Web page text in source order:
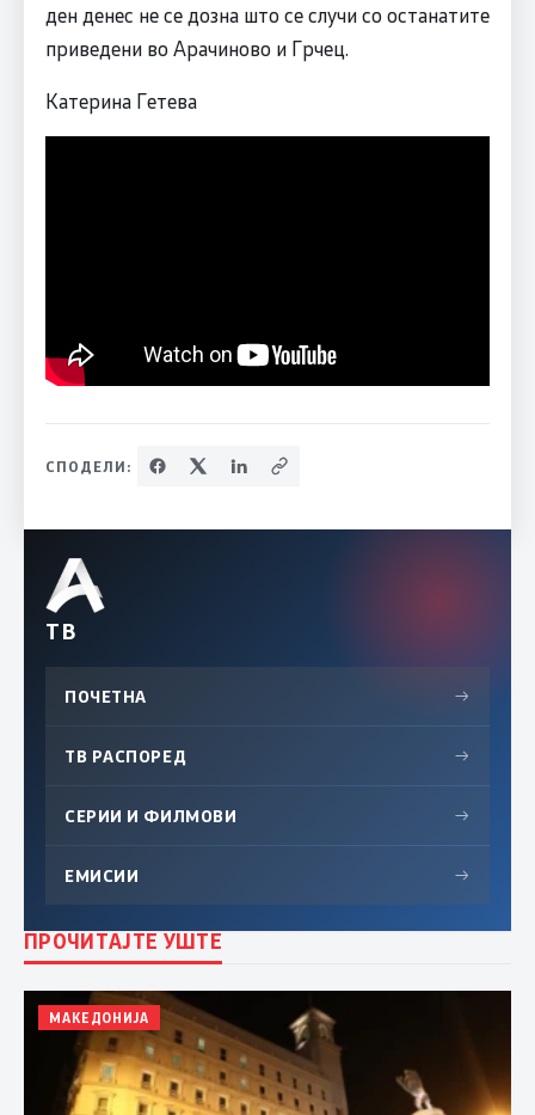
ден денес не се дозна што се случи со останатите
приведени во Арачиново и Грчец.
Катерина Гетева
СПОДЕЛИ:
ТВ
ПОЧЕТНА →
ТВ РАСПОРЕД →
СЕРИИ И ФИЛМОВИ →
ЕМИСИИ →
ПРОЧИТАЈТЕ УШТЕ
МАКЕДОНИЈА